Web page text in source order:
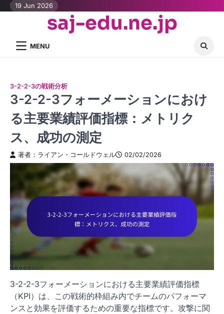
Skip19 Jun 2026
saj-edu.ne.jp
MENU
3-2-2-3の戦術分析
3-2-2-3フォーメーションにおけ
る主要業績評価指標：メトリク
ス、成功の測定
著者：ライアン・コールドウェル 02/02/2026
3-2-2-3フォーメーションにおける主要業績評価指標
（KPI）は、この戦術的枠組み内でチームのパフォーマ
ンスと効果を評価するための重要な指標です。攻撃に関